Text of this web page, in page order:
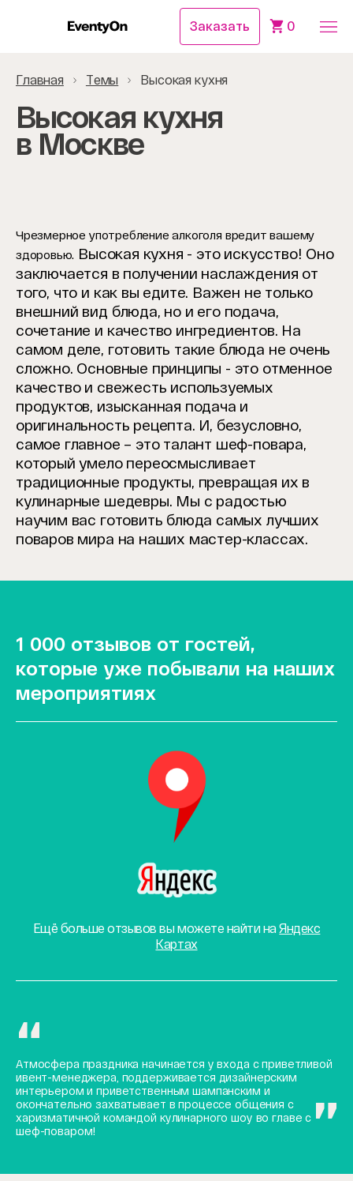
Заказать 0
Главная Темы Высокая кухня
Высокая кухня
в Москве
Чрезмерное употребление алкоголя вредит вашему
здоровью. Высокая кухня - это искусство! Оно
заключается в получении наслаждения от
того, что и как вы едите. Важен не только
внешний вид блюда, но и его подача,
сочетание и качество ингредиентов. На
самом деле, готовить такие блюда не очень
сложно. Основные принципы - это отменное
качество и свежесть используемых
продуктов, изысканная подача и
оригинальность рецепта. И, безусловно,
самое главное – это талант шеф-повара,
который умело переосмысливает
традиционные продукты, превращая их в
кулинарные шедевры. Мы с радостью
научим вас готовить блюда самых лучших
поваров мира на наших мастер-классах.
1 000 отзывов от гостей,
которые уже побывали на наших
мероприятиях
Ещё больше отзывов вы можете найти наЯндекс
Картах
Атмосфера праздника начинается у входа с приветливой
ивент-менеджера, поддерживается дизайнерским
интерьером и приветственным шампанским и
окончательно захватывает в процессе общения с
харизматичной командой кулинарного шоу во главе с
шеф-поваром!